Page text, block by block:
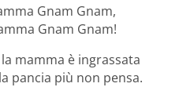
Gnam Gnam,
Gnam Gnam!
mamma è ingrassata
pancia più non pensa.